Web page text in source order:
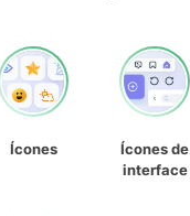
Ícones
Ícones de
interface